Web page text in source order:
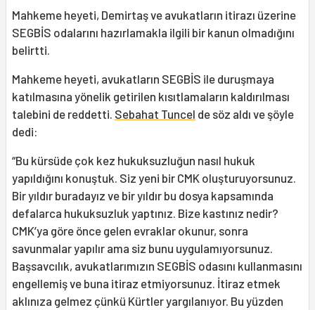
Mahkeme heyeti, Demirtaş ve avukatların itirazı üzerine
SEGBİS odalarını hazırlamakla ilgili bir kanun olmadığını
belirtti.
Mahkeme heyeti, avukatların SEGBİS ile duruşmaya
katılmasına yönelik getirilen kısıtlamaların kaldırılması
talebini de reddetti. Sebahat Tuncel de söz aldı ve şöyle
dedi:
“Bu kürsüde çok kez hukuksuzluğun nasıl hukuk
yapıldığını konuştuk. Siz yeni bir CMK oluşturuyorsunuz.
Bir yıldır buradayız ve bir yıldır bu dosya kapsamında
defalarca hukuksuzluk yaptınız. Bize kastınız nedir?
CMK’ya göre önce gelen evraklar okunur, sonra
savunmalar yapılır ama siz bunu uygulamıyorsunuz.
Başsavcılık, avukatlarımızın SEGBİS odasını kullanmasını
engellemiş ve buna itiraz etmiyorsunuz. İtiraz etmek
aklınıza gelmez çünkü Kürtler yargılanıyor. Bu yüzden